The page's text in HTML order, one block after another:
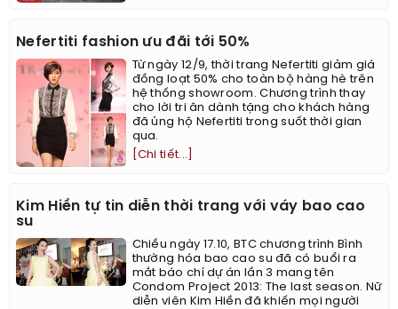
Nefertiti fashion ưu đãi tới 50%
Từ ngày 12/9, thời trang Nefertiti giảm giá
đồng loạt 50% cho toàn bộ hàng hè trên
hệ thống showroom. Chương trình thay
cho lời tri ân dành tặng cho khách hàng
đã ủng hộ Nefertiti trong suốt thời gian
qua.
[Chi tiết...]
Kim Hiền tự tin diễn thời trang với váy bao cao
su
Chiều ngày 17.10, BTC chương trình Bình
thường hóa bao cao su đã có buổi ra
mắt báo chí dự án lần 3 mang tên
Condom Project 2013: The last season. Nữ
diễn viên Kim Hiền đã khiến mọi người